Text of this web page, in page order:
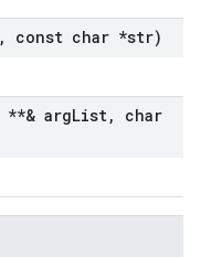
,
const char *str)
**& argList,
char